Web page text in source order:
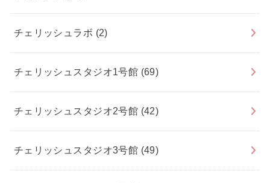
チェリッシュラボ (2)
チェリッシュスタジオ1号館 (69)
チェリッシュスタジオ2号館 (42)
チェリッシュスタジオ3号館 (49)